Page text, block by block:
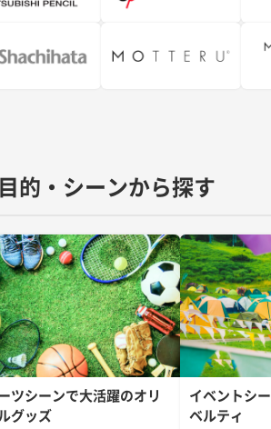
目的・シーンから探す
ツシーンで大活躍のオリ
グッズ
イベントシ
ベルティ